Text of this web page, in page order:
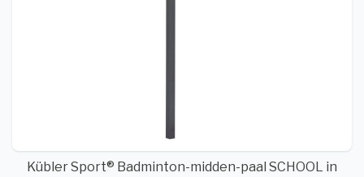
Kübler Sport® Badminton-midden-paal SCHOOL in